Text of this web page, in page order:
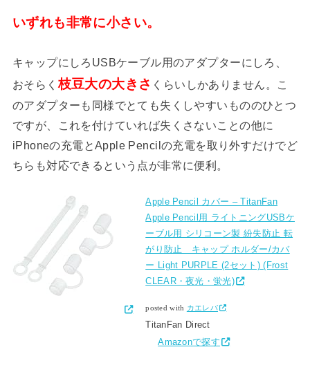
いずれも非常に小さい。
キャップにしろUSBケーブル用のアダプターにしろ、
おそらく枝豆大の大きさ くらいしかありません。こ
のアダプターも同様でとても失くしやすいもののひとつ
ですが、これを付けていれば失くさないことの他に
iPhoneの充電とApple Pencilの充電を取り外すだけでど
ちらも対応できるという点が非常に便利。
Apple Pencil カバー – TitanFan
Apple Pencil用 ライトニングUSBケ
ーブル用 シリコーン製 紛失防止 転
がり防止 キャップ ホルダー/カバ
ー Light PURPLE (2セット) (Frost
CLEAR・夜光・蛍光)
posted with カエレバ
TitanFan Direct
Amazonで探す